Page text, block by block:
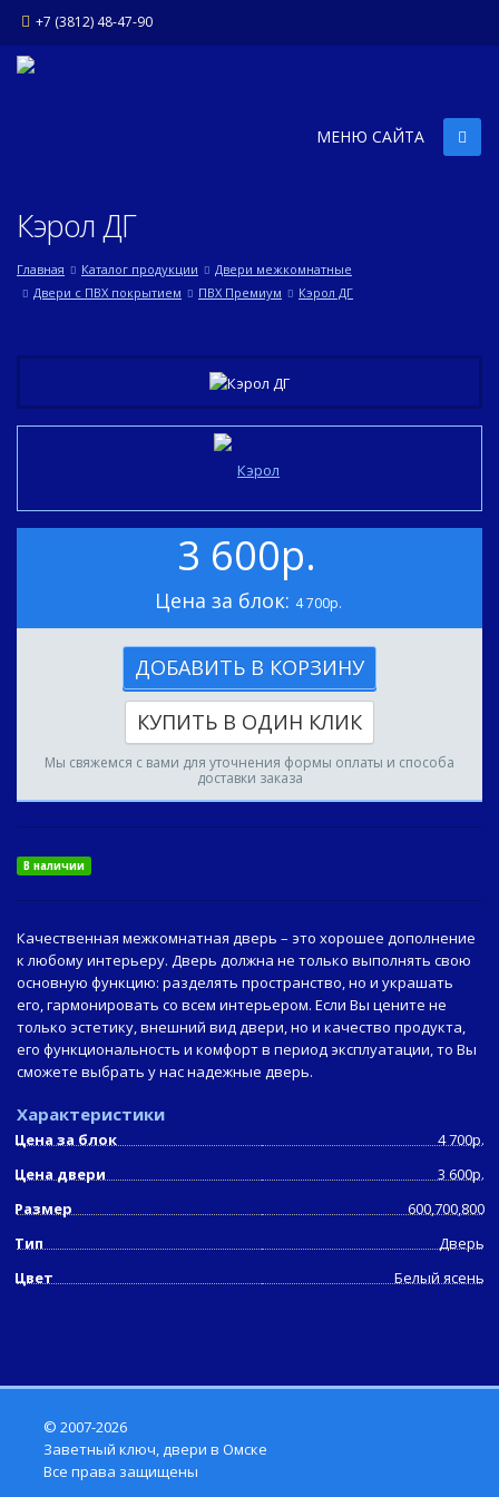
+7 (3812) 48-47-90
МЕНЮ САЙТА
Кэрол ДГ
Главная Каталог продукции
Двери межкомнатные
Двери с ПВХ покрытием
ПВХ Премиум Кэрол ДГ
3 600р.
Цена за блок: 4 700р.
ДОБАВИТЬ В КОРЗИНУ
КУПИТЬ В ОДИН КЛИК
Мы свяжемся с вами для уточнения формы оплаты и способа
доставки заказа
В наличии
Качественная межкомнатная дверь – это хорошее дополнение
к любому интерьеру. Дверь должна не только выполнять свою
основную функцию: разделять пространство, но и украшать
его, гармонировать со всем интерьером. Если Вы цените не
только эстетику, внешний вид двери, но и качество продукта,
его функциональность и комфорт в период эксплуатации, то Вы
сможете выбрать у нас надежные дверь.
Характеристики
Цена за блок
4 700р.
Цена двери
3 600р.
Размер
600,700,800
Тип
Дверь
Цвет
Белый ясень
© 2007-2026
Заветный ключ, двери в Омске
Все права защищены